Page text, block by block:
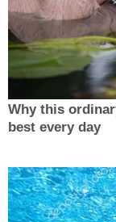
Why this
best every day